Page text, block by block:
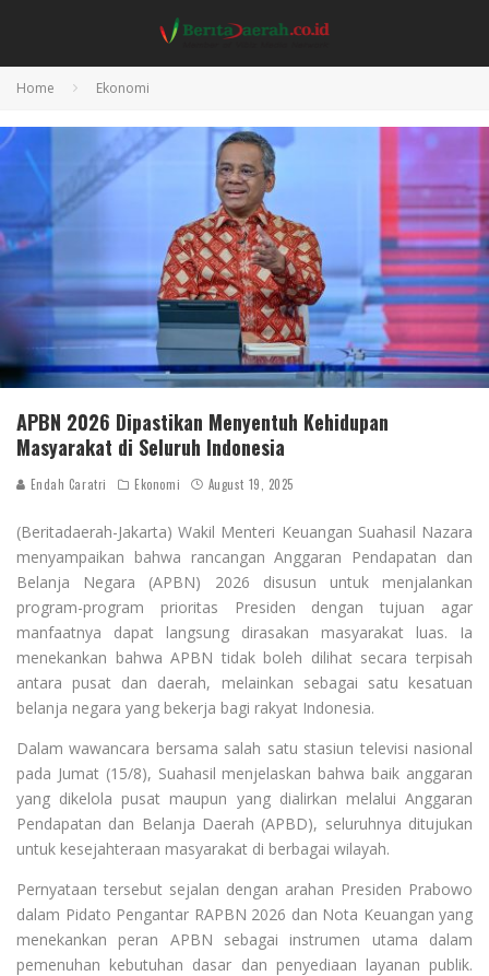
Home Ekonomi
APBN 2026 Dipastikan Menyentuh Kehidupan
Masyarakat di Seluruh Indonesia
Endah Caratri Ekonomi August 19, 2025
(Beritadaerah-Jakarta) Wakil Menteri Keuangan Suahasil Nazara
menyampaikan bahwa rancangan Anggaran Pendapatan dan
Belanja Negara (APBN) 2026 disusun untuk menjalankan
program-program prioritas Presiden dengan tujuan agar
manfaatnya dapat langsung dirasakan masyarakat luas. Ia
menekankan bahwa APBN tidak boleh dilihat secara terpisah
antara pusat dan daerah, melainkan sebagai satu kesatuan
belanja negara yang bekerja bagi rakyat Indonesia.
Dalam wawancara bersama salah satu stasiun televisi nasional
pada Jumat (15/8), Suahasil menjelaskan bahwa baik anggaran
yang dikelola pusat maupun yang dialirkan melalui Anggaran
Pendapatan dan Belanja Daerah (APBD), seluruhnya ditujukan
untuk kesejahteraan masyarakat di berbagai wilayah.
Pernyataan tersebut sejalan dengan arahan Presiden Prabowo
dalam Pidato Pengantar RAPBN 2026 dan Nota Keuangan yang
menekankan peran APBN sebagai instrumen utama dalam
pemenuhan kebutuhan dasar dan penyediaan layanan publik.